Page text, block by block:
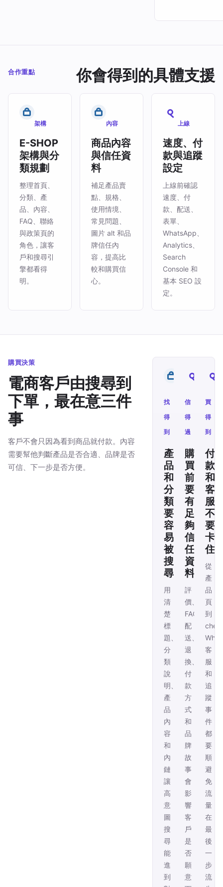
合作重點 你會得到的具體支援
架構
E-SHOP
架構與分
類規劃
整理首頁、
分類、產
品、內容、
FAQ、聯絡
與政策頁的
角色，讓客
戶和搜尋引
擎都看得
明。
內容
商品內容
與信任資
料
補足產品賣
點、規格、
使用情境、
常見問題、
圖片 alt 和品
牌信任內
容，提高比
較和購買信
心。
上線
速度、付
款與追蹤
設定
上線前確認
速度、付
款、配送、
表單、
WhatsApp、
Analytics、
Search
Console 和
基本 SEO 設
定。
購買決策
電商客戶由搜尋到
下單，最在意三件
事
客戶不會只因為看到商品就付款。內容
需要幫他判斷產品是否合適、品牌是否
可信、下一步是否方便。
找
得
到
產
品
和
分
類
要
容
易
被
搜
尋
用
清
楚
標
題、
分
類
說
明、
產
品
內
容
和
內
鏈，
讓
高
意
圖
搜
尋
能
進
到
信
得
過
購
買
前
要
有
足
夠
信
任
資
料
評
價、
FAQ、
配
送、
退
換、
付
款
方
式
和
品
牌
故
事，
會
影
響
客
戶
是
否
願
意
買
得
到
付
款
和
客
服
不
要
卡
住
從
產
品
頁
到
客
服
和
追
蹤
事
件
都
要
順，
避
免
流
量
在
最
後
一
步
流